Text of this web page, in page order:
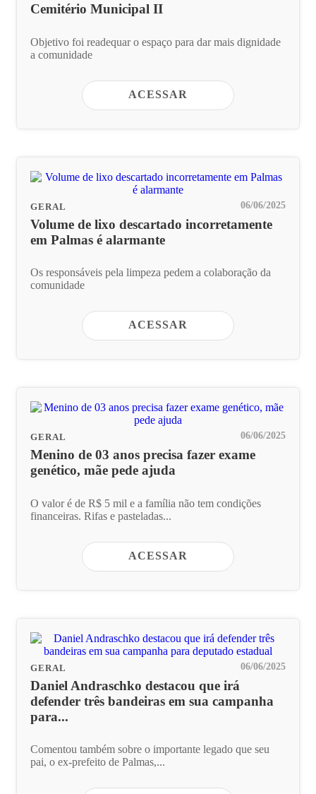
Cemitério Municipal II
Objetivo foi readequar o espaço para dar mais dignidade
a comunidade
ACESSAR
GERAL 06/06/2025
Volume de lixo descartado incorretamente
em Palmas é alarmante
Os responsáveis pela limpeza pedem a colaboração da
comunidade
ACESSAR
GERAL 06/06/2025
Menino de 03 anos precisa fazer exame
genético, mãe pede ajuda
O valor é de R$ 5 mil e a família não tem condições
financeiras. Rifas e pasteladas...
ACESSAR
GERAL 06/06/2025
Daniel Andraschko destacou que irá
defender três bandeiras em sua campanha
para...
Comentou também sobre o importante legado que seu
pai, o ex-prefeito de Palmas,...